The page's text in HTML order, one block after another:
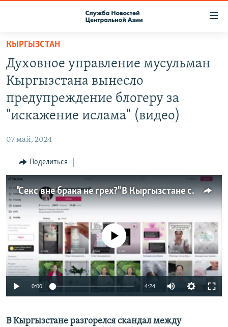
Вернуться
основному
содержанию
Вернутся
главной
Вернутся
поиску
ПОДПИСКА
КОНТАКТЫ
RFE/RL ДИРЕКТ
МИГРАНТ МЕДИА
КЫРГЫЗСТАН
Духовное управление мусульман
Кыргызстана вынесло
предупреждение блогеру за
"искажение ислама" (видео)
07 май, 2024
Поделиться
"Секс вне брака не грех?" В Кыргызстане скандал между Духовным управлением мусульман и секс-блогеркой
No media source currently available
0:00 4:24
360p
В Кыргызстане разгорелся скандал между